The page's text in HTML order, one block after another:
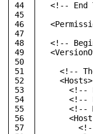
44
45
46
47
48
49
50
51
52
53
54
55
56
57
<!-- End
<
<!--
<
<!--
<Hosts>
<!--
<!--
<!--
<Host